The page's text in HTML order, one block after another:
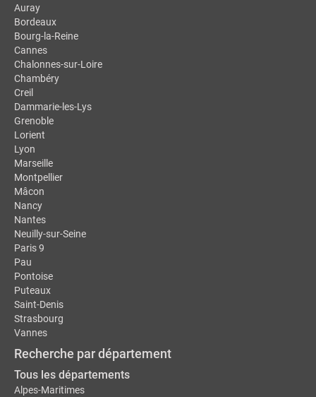
Auray
Bordeaux
Bourg-la-Reine
Cannes
Chalonnes-sur-Loire
Chambéry
Creil
Dammarie-les-Lys
Grenoble
Lorient
Lyon
Marseille
Montpellier
Mâcon
Nancy
Nantes
Neuilly-sur-Seine
Paris 9
Pau
Pontoise
Puteaux
Saint-Denis
Strasbourg
Vannes
Recherche par département
Tous les départements
Alpes-Maritimes